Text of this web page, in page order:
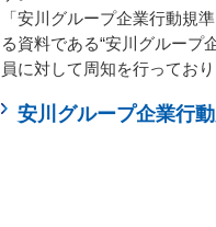
「安川グループ企業行動規
る資料である“安川グループ
員に対して​周知を行っており
安川グループ企業行